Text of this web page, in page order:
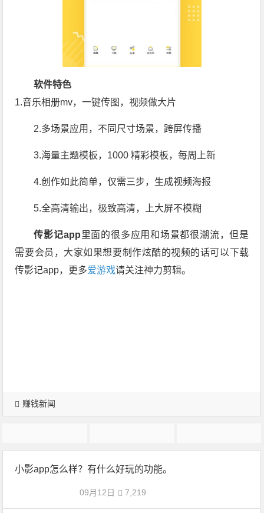
软件特色
1.音乐相册mv，一键传图，视频做大片
2.多场景应用，不同尺寸场景，跨屏传播
3.海量主题模板，1000 精彩模板，每周上新
4.创作如此简单，仅需三步，生成视频海报
5.全高清输出，极致高清，上大屏不模糊
传影记app 里面的很多应用和场景都很潮流，但是
需要会员，大家如果想要制作炫酷的视频的话可以下载
传影记app，更多爱游戏请关注神力剪辑。
赚钱新闻
小影app怎么样？有什么好玩的功能。
09月12日 7,219